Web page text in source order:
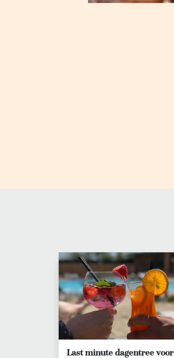
Last minute dagentree voor